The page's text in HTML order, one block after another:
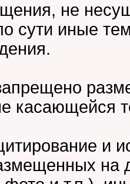
не
сути иные
касающейся
и
на